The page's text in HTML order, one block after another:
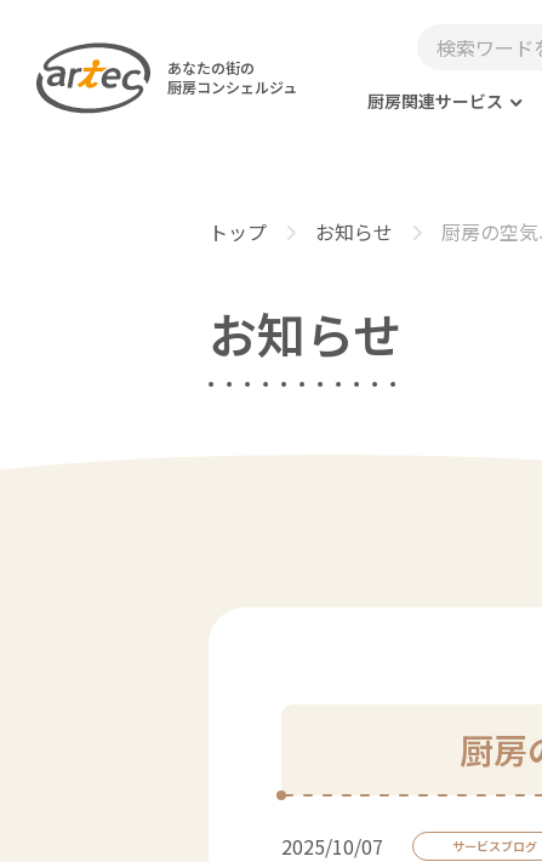
あなたの街の
厨房コンシェルジュ
厨房関連サービス
トップ お知らせ 厨房の空
お知らせ
厨房
2025/10/07 サービスブログ